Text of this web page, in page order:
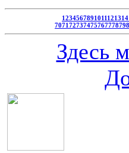
1234567891011121314
70717273747576777879
Здесь